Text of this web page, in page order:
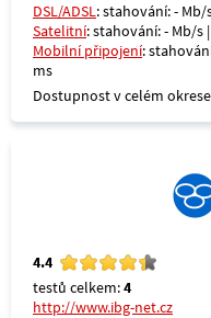
DSL/ADSL: stahování: -
Satelitní: stahování: - Mb/s
Mobilní připojení:
ms
Dostupnost v celém
4.4
testů celkem:4
http://www.ibg-net.cz